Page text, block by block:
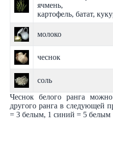
ячмень,
картофель, батат,
молоко
чеснок
соль
Чеснок белого ранга
другого ранга в следующей
= 3 белым, 1 синий = 5 белым